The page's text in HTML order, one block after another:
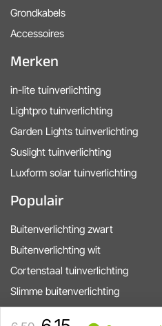
Grondkabels
Accessoires
Merken
in-lite tuinverlichting
Lightpro tuinverlichting
Garden Lights tuinverlichting
Suslight tuinverlichting
Luxform solar tuinverlichting
Populair
Buitenverlichting zwart
Buitenverlichting wit
Cortenstaal tuinverlichting
Slimme buitenverlichting
in-lite startkits